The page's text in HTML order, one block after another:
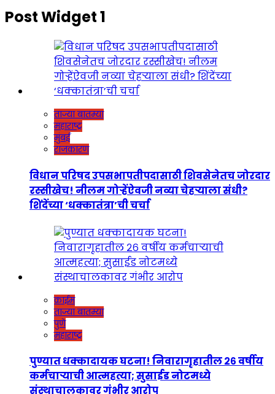
Post Widget 1
ताज्या बातम्या
महाराष्ट्र
मुंबई
राजकारण
विधान परिषद उपसभापतीपदासाठी शिवसेनेतच जोरदार
रस्सीखेच! नीलम गोऱ्हेंऐवजी नव्या चेहऱ्याला संधी?
शिंदेंच्या ‘धक्कातंत्रा’ची चर्चा
क्राईम
ताज्या बातम्या
पुणे
महाराष्ट्र
पुण्यात धक्कादायक घटना! निवारागृहातील २६ वर्षीय
कर्मचाऱ्याची आत्महत्या; सुसाईड नोटमध्ये
संस्थाचालकावर गंभीर आरोप